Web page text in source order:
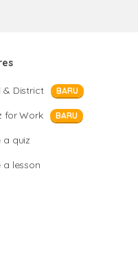
& District BARU
for Work BARU
a quiz
a lesson